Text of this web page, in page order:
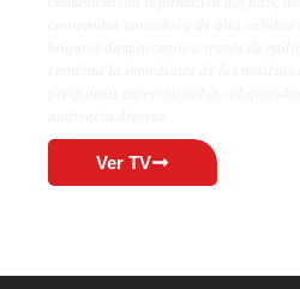
Ver TV